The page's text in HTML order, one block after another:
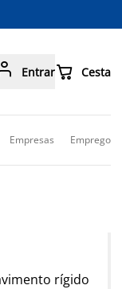
Entrar Cesta
Empresas Emprego
rígido